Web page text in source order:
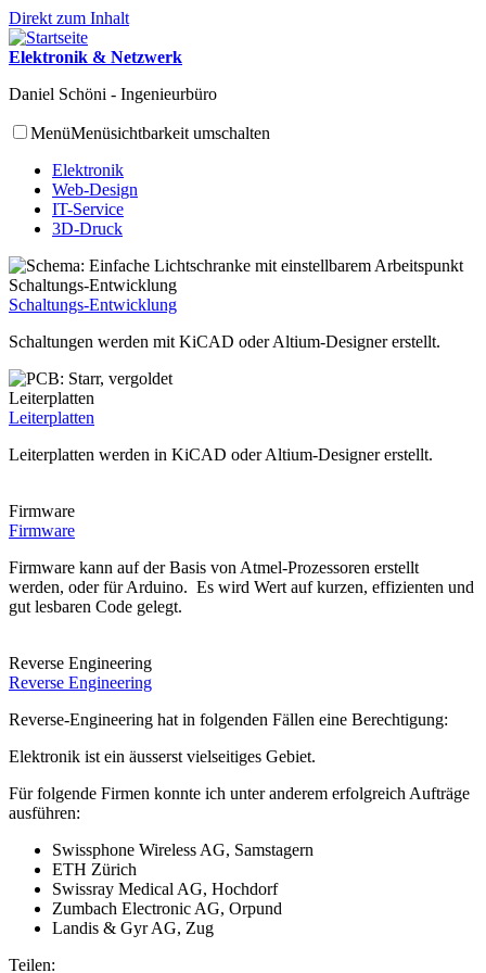
Direkt zum Inhalt
Elektronik & Netzwerk
Daniel Schöni - Ingenieurbüro
MenüMenüsichtbarkeit umschalten
Elektronik
Web-Design
IT-Service
3D-Druck
Schaltungs-Entwicklung
Schaltungs-Entwicklung
Schaltungen werden mit KiCAD oder Altium-Designer erstellt.
Leiterplatten
Leiterplatten
Leiterplatten werden in KiCAD oder Altium-Designer erstellt.
Firmware
Firmware
Firmware kann auf der Basis von Atmel-Prozessoren erstellt
werden, oder für Arduino. Es wird Wert auf kurzen, effizienten und
gut lesbaren Code gelegt.
Reverse Engineering
Reverse Engineering
Reverse-Engineering hat in folgenden Fällen eine Berechtigung:
Elektronik ist ein äusserst vielseitiges Gebiet.
Für folgende Firmen konnte ich unter anderem erfolgreich Aufträge
ausführen:
Swissphone Wireless AG, Samstagern
ETH Zürich
Swissray Medical AG, Hochdorf
Zumbach Electronic AG, Orpund
Landis & Gyr AG, Zug
Teilen: